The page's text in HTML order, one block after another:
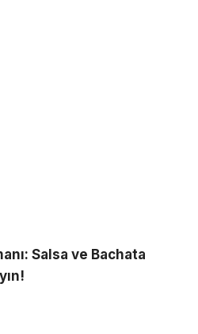
Salsa ve Bachata